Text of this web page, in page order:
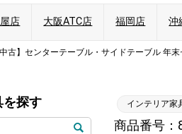
店 大阪ATC店 福岡店 沖
中古】センターテーブル・サイドテーブル 年
を探す インテリア家
商品番号：